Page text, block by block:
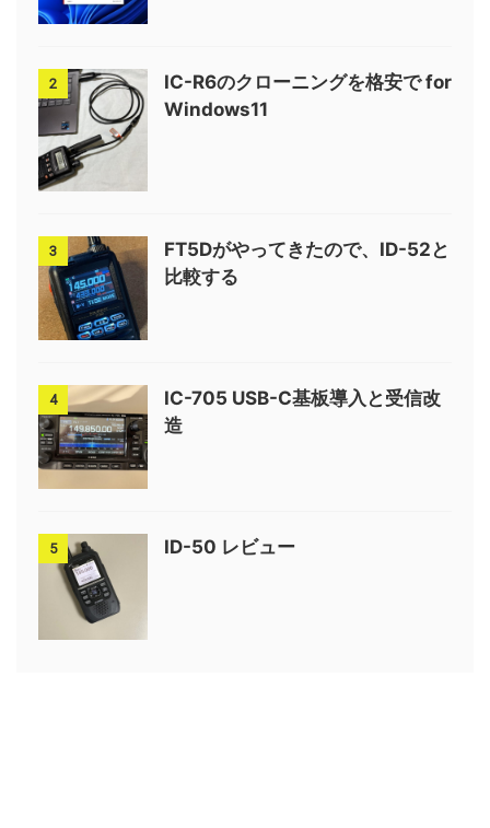
2
IC-R6のクローニングを格安で for
Windows11
3
FT5Dがやってきたので、ID-52と
比較する
4
IC-705 USB-C基板導入と受信改
造
5 ID-50 レビュー